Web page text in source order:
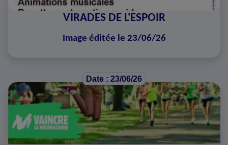
VIRADES DE L'ESPOIR
Image éditée le 23/06/26
Date : 23/06/26